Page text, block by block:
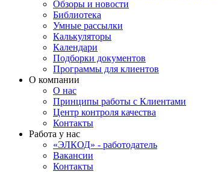
Обзоры и новости
Библиотека
Умные рассылки
Калькуляторы
Календари
Подборки документов
Программы для клиентов
О компании
О нас
Принципы работы с Клиентами
Центр контроля качества
Контакты
Работа у нас
«ЭЛКОД» - работодатель
Вакансии
Контакты